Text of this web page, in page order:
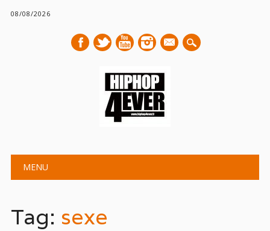
08/08/2026
mail
Main menu
MENU
Tag: sexe